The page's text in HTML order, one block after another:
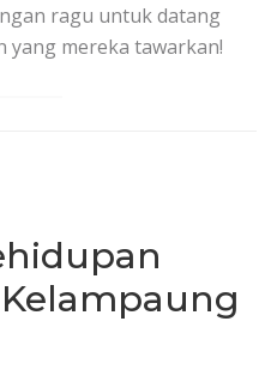
ragu untuk datang
yang mereka tawarkan!